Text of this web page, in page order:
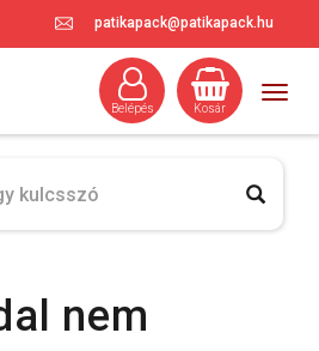
patikapack@patikapack.hu
Kosár
Belépés
nem